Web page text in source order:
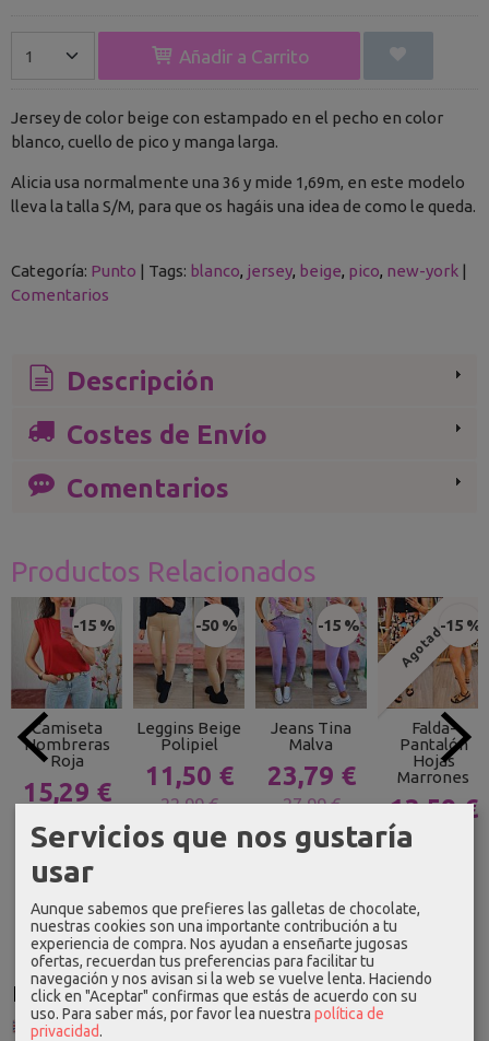
Idioma
Añadir a Carrito
Jersey de color beige con estampado en el pecho en color
blanco, cuello de pico y manga larga.
Alicia usa normalmente una 36 y mide 1,69m, en este modelo
lleva la talla S/M, para que os hagáis una idea de como le queda.
Categoría: Punto | Tags: blanco jersey beige pico new-york |
Comentarios
Descripción
Costes de Envío
Comentarios
Productos Relacionados
-15 %
Camiseta
Hombreras
Roja
15,29 €
-50 %
Leggins Beige
Polipiel
11,50 €
22,99 €
-15 %
Jeans Tina
Malva
23,79 €
27,99 €
Agotado-15 %
Falda-
Pantalón
Hojas
Marrones
13,59 €
15,99 €
Servicios que nos gustaría
usar
Aunque sabemos que prefieres las galletas de chocolate,
nuestras cookies son una importante contribución a tu
experiencia de compra. Nos ayudan a enseñarte jugosas
ofertas, recuerdan tus preferencias para facilitar tu
navegación y nos avisan si la web se vuelve lenta. Haciendo
click en "Aceptar" confirmas que estás de acuerdo con su
uso. Para saber más, por favor lea nuestra política de
privacidad.